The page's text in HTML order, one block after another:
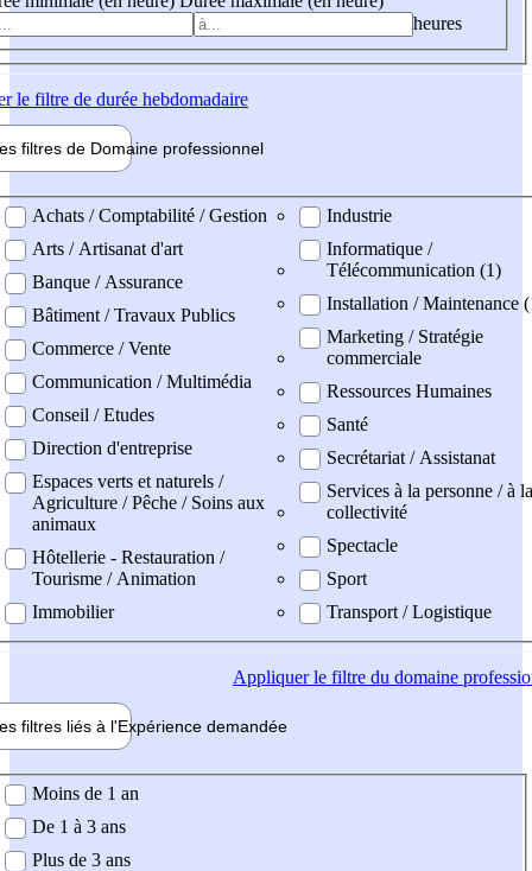
heures
le filtre de durée hebdomadaire
filtres de Domaine professionnel
professionel
Achats / Comptabilité / Gestion
Arts / Artisanat d'art
Banque / Assurance
Bâtiment / Travaux Publics
Commerce / Vente
Communication / Multimédia
Conseil / Etudes
Direction d'entreprise
Espaces verts et naturels /
Agriculture / Pêche / Soins aux
animaux
Hôtellerie - Restauration /
Tourisme / Animation
Immobilier
Industrie
Informatique /
Télécommunication (1)
Installation / Maintenance
Marketing / Stratégie
commerciale
Ressources Humaines
Santé
Secrétariat / Assistanat
Services à la personne / à la
collectivité
Spectacle
Sport
Transport / Logistique
Appliquerle filtre du domaine
filtres liés à l'Expérience demandée
demandée
Moins de 1 an
De 1 à 3 ans
Plus de 3 ans